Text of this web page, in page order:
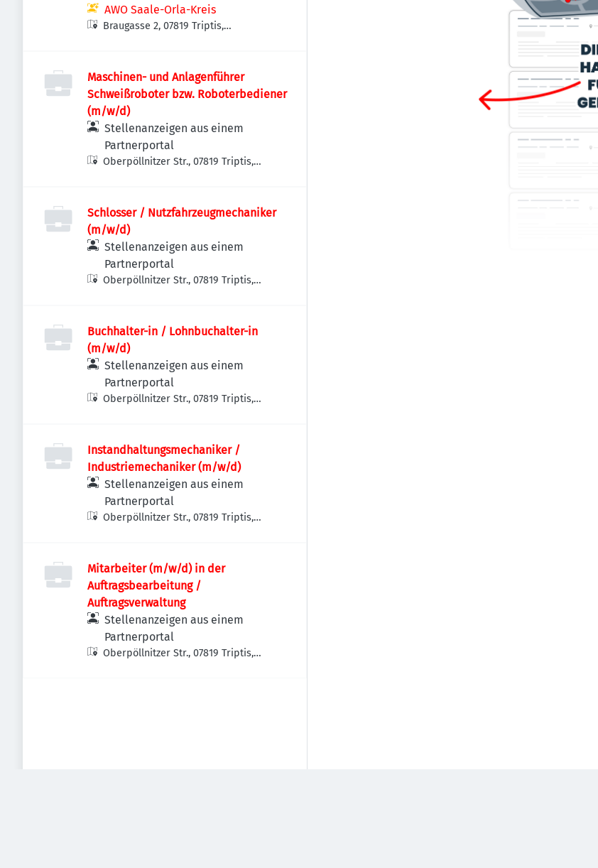
AWO Saale-Orla-Kreis
Braugasse 2, 07819 Triptis,
Maschinen- und Anlagenführer
Schweißroboter bzw. Roboterbediener
(m/w/d)
Stellenanzeigen aus einem
Partnerportal
Oberpöllnitzer Str., 07819 Triptis,
Schlosser / Nutzfahrzeugmechaniker
(m/w/d)
Stellenanzeigen aus einem
Partnerportal
Oberpöllnitzer Str., 07819 Triptis,
Buchhalter-in / Lohnbuchalter-in
(m/w/d)
Stellenanzeigen aus einem
Partnerportal
Oberpöllnitzer Str., 07819 Triptis,
Instandhaltungsmechaniker /
Industriemechaniker (m/w/d)
Stellenanzeigen aus einem
Partnerportal
Oberpöllnitzer Str., 07819 Triptis,
Mitarbeiter (m/w/d) in der
Auftragsbearbeitung /
Auftragsverwaltung
Stellenanzeigen aus einem
Partnerportal
Oberpöllnitzer Str., 07819 Triptis,